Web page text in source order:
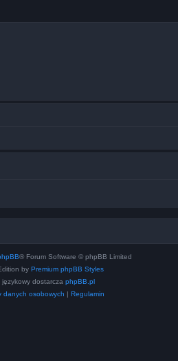
® Forum Software © phpBB Limited
by Premium phpBB Styles
językowy dostarcza phpBB.pl
danych osobowych | Regulamin